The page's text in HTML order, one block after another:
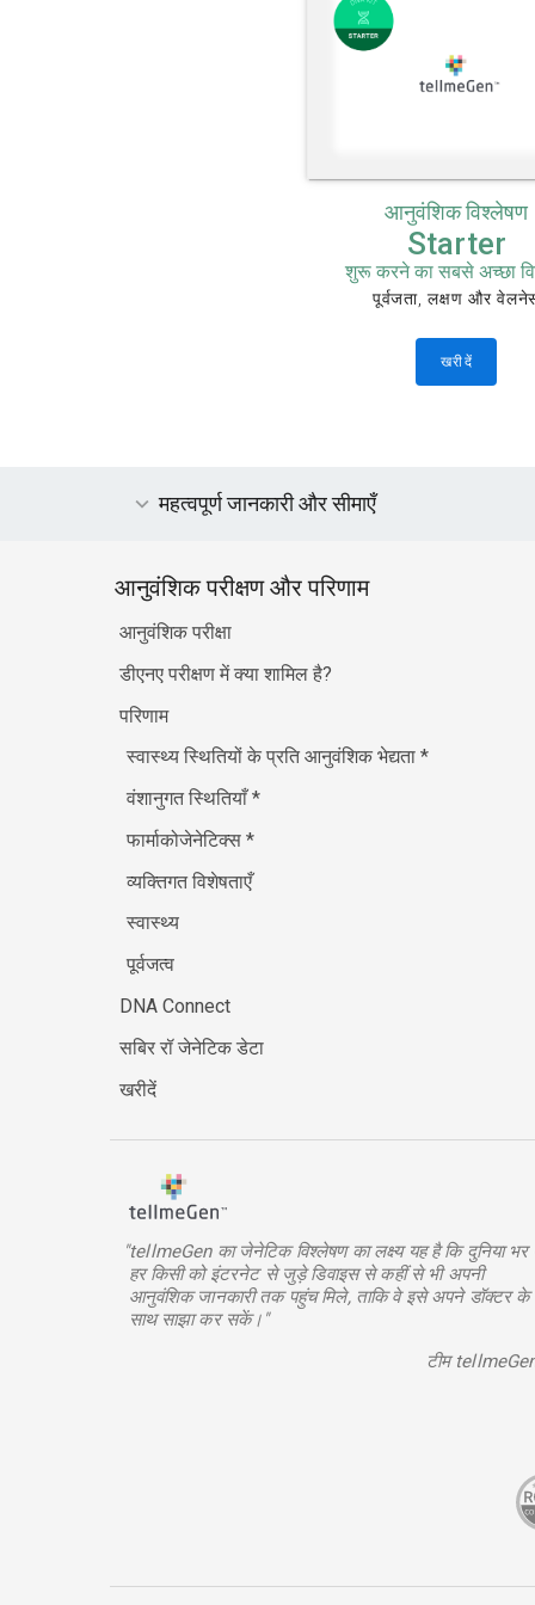
आनुवंशिक विश्लेषण
Starter
शुरू करने का सबसे अच्छा
पूर्वजता, लक्षण और
खरीदें
महत्वपूर्ण जानकारी और सीमाएँ
आनुवंशिक परीक्षण और परिणाम
आनुवंशिक परीक्षा
डीएनए परीक्षण में क्या शामिल है?
परिणाम
स्वास्थ्य स्थितियों के प्रति आनुवंशिक भेद्यता *
वंशानुगत स्थितियाँ*
फार्माकोजेनेटिक्स *
व्यक्तिगत विशेषताएँ
स्वास्थ्य
पूर्वजत्व
DNA Connect
सबिर रॉ जेनेटिक डेटा
खरीदें
"tellmeGen का जेनेटिक विश्लेषण का लक्ष्य यह है कि दुनिया भर
हर किसी को इंटरनेट से जुड़े डिवाइस से कहीं से भी अपनी
आनुवंशिक जानकारी तक पहुंच मिले, ताकि वे इसे अपने डॉक्टर के
साथ साझा कर सकें।"
टीम